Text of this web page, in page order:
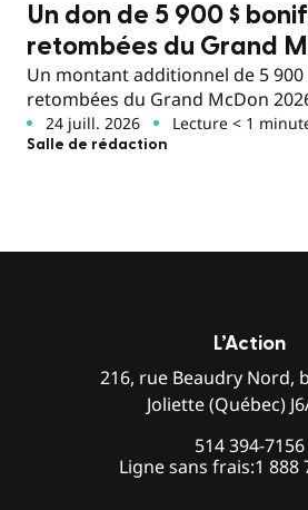
Un don de 5 900 $
retombées du Grand
Un montant additionnel de 5
retombées du Grand McDon
24 juill. 2026 Lecture < 1
Salle de rédaction
L’Action
216, rue Beaudry Nord,
Joliette (Québec)
514 394-7156
Ligne sans frais:1 888